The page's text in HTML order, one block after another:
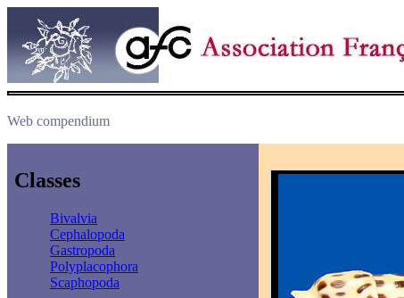
Web compendium
Classes
Bivalvia
Cephalopoda
Gastropoda
Polyplacophora
Scaphopoda